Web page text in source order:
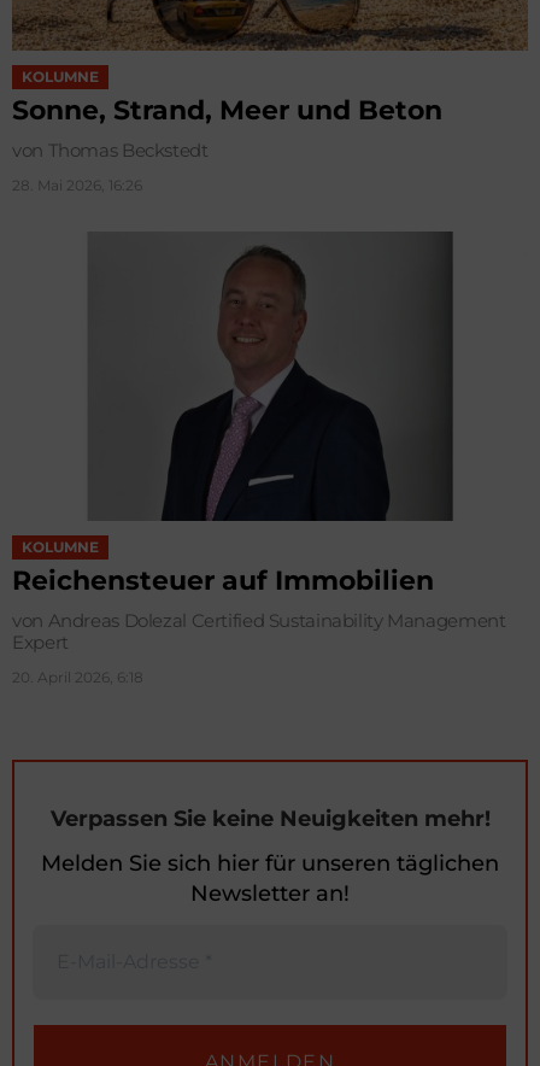
KOLUMNE
Sonne, Strand, Meer und Beton
von Thomas Beckstedt
28. Mai 2026, 16:26
KOLUMNE
Reichensteuer auf Immobilien
von Andreas Dolezal Certified Sustainability Management
Expert
20. April 2026, 6:18
Verpassen Sie keine Neuigkeiten mehr!
Melden Sie sich hier für unseren täglichen
Newsletter an!